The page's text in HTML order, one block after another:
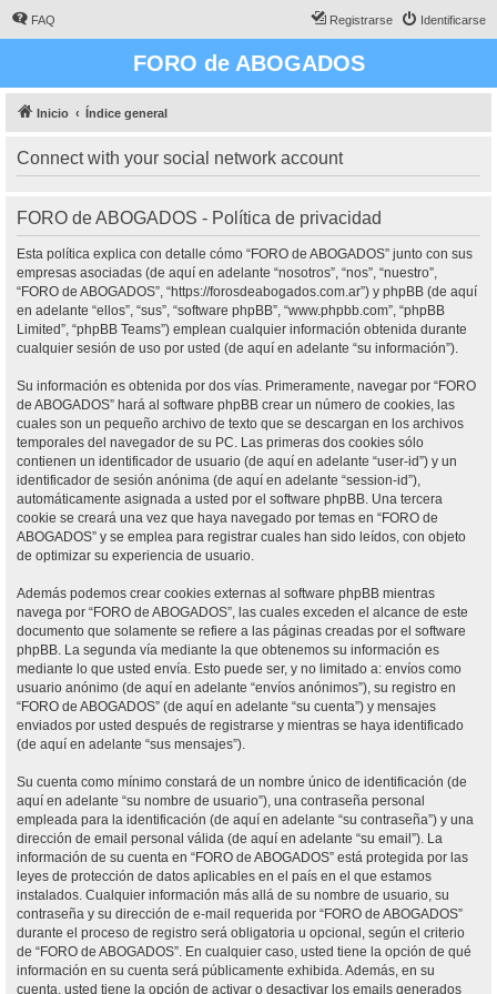
FAQ Identificarse
Registrarse
FORO de ABOGADOS
Inicio Índice general
Connect with your social network account
FORO de ABOGADOS - Política de privacidad
Esta política explica con detalle cómo “FORO de ABOGADOS” junto con sus
empresas asociadas (de aquí en adelante “nosotros”, “nos”, “nuestro”,
“FORO de ABOGADOS”, “https://forosdeabogados.com.ar”) y phpBB (de aquí
en adelante “ellos”, “sus”, “software phpBB”, “www.phpbb.com”, “phpBB
Limited”, “phpBB Teams”) emplean cualquier información obtenida durante
cualquier sesión de uso por usted (de aquí en adelante “su información”).
Su información es obtenida por dos vías. Primeramente, navegar por “FORO
de ABOGADOS” hará al software phpBB crear un número de cookies, las
cuales son un pequeño archivo de texto que se descargan en los archivos
temporales del navegador de su PC. Las primeras dos cookies sólo
contienen un identificador de usuario (de aquí en adelante “user-id”) y un
identificador de sesión anónima (de aquí en adelante “session-id”),
automáticamente asignada a usted por el software phpBB. Una tercera
cookie se creará una vez que haya navegado por temas en “FORO de
ABOGADOS” y se emplea para registrar cuales han sido leídos, con objeto
de optimizar su experiencia de usuario.
Además podemos crear cookies externas al software phpBB mientras
navega por “FORO de ABOGADOS”, las cuales exceden el alcance de este
documento que solamente se refiere a las páginas creadas por el software
phpBB. La segunda vía mediante la que obtenemos su información es
mediante lo que usted envía. Esto puede ser, y no limitado a: envíos como
usuario anónimo (de aquí en adelante “envíos anónimos”), su registro en
“FORO de ABOGADOS” (de aquí en adelante “su cuenta”) y mensajes
enviados por usted después de registrarse y mientras se haya identificado
(de aquí en adelante “sus mensajes”).
Su cuenta como mínimo constará de un nombre único de identificación (de
aquí en adelante “su nombre de usuario”), una contraseña personal
empleada para la identificación (de aquí en adelante “su contraseña”) y una
dirección de email personal válida (de aquí en adelante “su email”). La
información de su cuenta en “FORO de ABOGADOS” está protegida por las
leyes de protección de datos aplicables en el país en el que estamos
instalados. Cualquier información más allá de su nombre de usuario, su
contraseña y su dirección de e-mail requerida por “FORO de ABOGADOS”
durante el proceso de registro será obligatoria u opcional, según el criterio
de “FORO de ABOGADOS”. En cualquier caso, usted tiene la opción de qué
información en su cuenta será públicamente exhibida. Además, en su
cuenta, usted tiene la opción de activar o desactivar los emails generados